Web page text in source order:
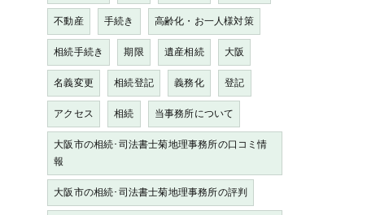
不動産 手続き 高齢化・お一人様対策
相続手続き 期限 遺産相続 大阪
名義変更 相続登記 義務化 登記
アクセス 相続 当事務所について
大阪市の相続･司法書士菊地理事務所の口コミ情
報
大阪市の相続･司法書士菊地理事務所の評判